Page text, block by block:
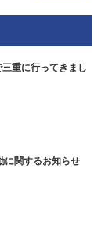
重に行ってきまし
関するお知らせ